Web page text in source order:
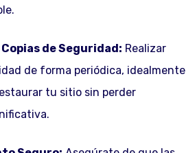
de Seguridad: Realizar
de forma periódica, idealmente
tu sitio sin perder